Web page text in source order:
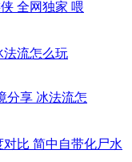
法流怎么玩
比 简中自带化尸水